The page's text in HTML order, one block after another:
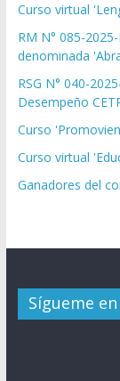
Curso virtual
RM N° 085-
denominada
RSG N° 040-
Desempeño
Curso
Curso virtual
Ganadores del
Sígueme